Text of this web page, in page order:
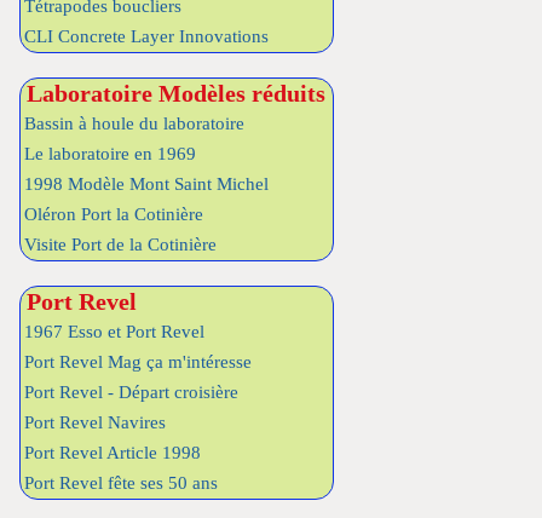
Tétrapodes boucliers
CLI Concrete Layer Innovations
Laboratoire Modèles réduits
Bassin à houle du laboratoire
Le laboratoire en 1969
1998 Modèle Mont Saint Michel
Oléron Port la Cotinière
Visite Port de la Cotinière
Port Revel
1967 Esso et Port Revel
Port Revel Mag ça m'intéresse
Port Revel - Départ croisière
Port Revel Navires
Port Revel Article 1998
Port Revel fête ses 50 ans